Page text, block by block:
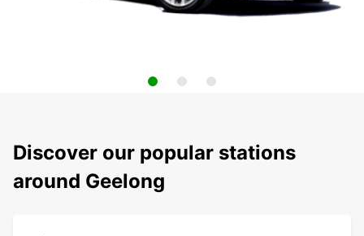
Discover our popular stations
around Geelong